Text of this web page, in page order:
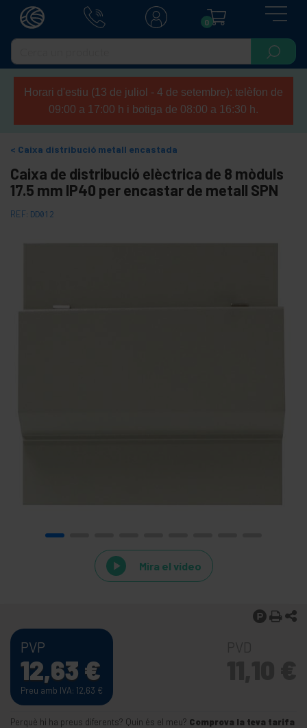
0
Horari d'estiu (13 de juliol - 4 de setembre): telèfon de
09:00 a 17:00 h i botiga de 08:00 a 16:30 h.
Caixa distribució metall encastada
Caixa de distribució elèctrica de 8 mòduls
17.5 mm IP40 per encastar de metall SPN
REF: DD012
Mira el vídeo
PVP
12,63 €
Preu amb IVA: 12,63 €
Perquè hi ha preus diferents? Quin és el meu? Comprova la teva tarifa